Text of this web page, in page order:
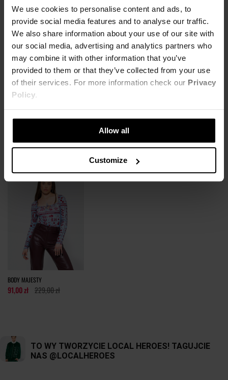
We use cookies to personalise content and ads, to
provide social media features and to analyse our traffic.
We also share information about your use of our site with
our social media, advertising and analytics partners who
may combine it with other information that you’ve
provided to them or that they’ve collected from your use
of their services. For more information check our Privacy
Policy.
Allow all
Customize
zamek z tyłu. Z przodu silikonowy emblemat Local Heroes.
Regular fit
95% poliester 5% elastan
Modelka ma na sobie rozmiar S
Wzrost modelki: 168 cm
DŁUGOŚĆ ŚRODKA BEZ MISECZEK 54cm
WYSOKOŚĆ ŚRODKA MISECZKI 13.5cm 14cm 14.5cm 15cm
SZEROKOŚĆ PRZODU 36cm 38cm 40cm 42cm
SZEROKOŚĆ TALII
SZEROKOŚĆ DOŁU
tolerancja wymiarów do +/- 2cm
Jak mierzymy nasze produkty?
95% Poliester,5% Elastan
KOSZT DOSTAWY
NAJTAŃSZA DOSTAWA OD 16,99 PLN
DARMOWA DOSTAWA OD 399 PLN
SZCZEGÓŁOWE INFORMACJE
Nazwa produktu:
SUKIENKA MAJESTY
Kod produktu:
LHKW19TOP003455X00
Producent:
Greenpoint S.A., ul. Domagały 3, 30-
741 Kraków -
Kategoria:
Strona główna,Produkty,Sukienki,
Na ramiączkach
Kolor:
Niebieski
ZWROTY
Możesz dokonać zwrotu produktu w ciągu 14 dni od otrzymania
zamówienia. Więcej informacji znajdziesztutaj.
OPINIE
UZUPEŁNIJ LOOK
BODY MAJESTY
91,00 zł 229,00 zł